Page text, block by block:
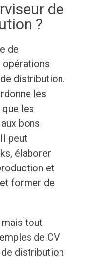
de
?
de
opérations
distribution.
les
les
bons
peut
élaborer
et
former de
tout
de CV
distribution